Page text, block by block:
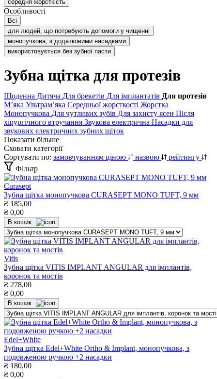
середня жорсткість
Особливості
Всі
для людей, що потребують допомоги у чищенні
монопучкова, з додатковими насадками
використовується без зубної пасти
Зубна щітка для протезів
Щоденна Дитяча Для брекетів Для імплантатів Для протезів
Мʼяка Ультрамʼяка Середньої жорсткості Жорстка
Монопучкова Для чутливих зубів Для захисту ясен Після
хірургічного втручання Звукова електрична Насадки для
звукових електричних зубних щіток
Показати більше
Сховати категорії
Сортувати по: замовчуванням ціною назвою
рейтингу
Фільтр
Curasept
Зубна щітка монопучкова CURASEPT MONO TUFT, 9 мм
₴ 185,00
₴ 0,00
В кошик
Vitis
Зубна щітка VITIS IMPLANT ANGULAR для імплантів,
коронок та мостів
₴ 278,00
₴ 0,00
В кошик
Edel+White
Зубна щітка Edel+White Ortho & Implant, монопучкова, з
подовженою ручкою +2 насадки
₴ 180,00
₴ 0,00